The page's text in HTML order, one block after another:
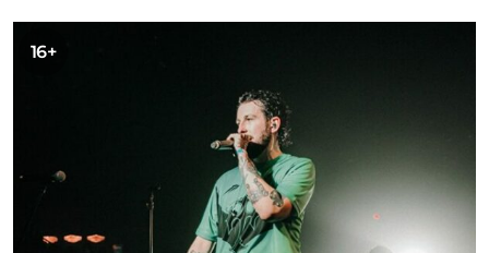
16+